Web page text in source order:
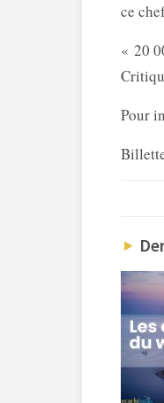
ce
« 20
Pour